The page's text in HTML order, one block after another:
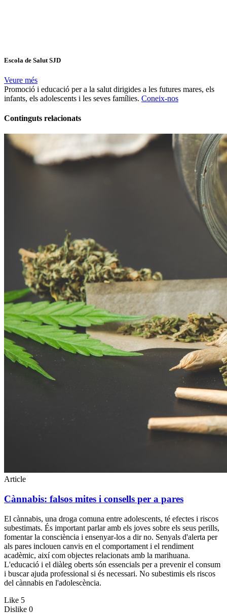
Escola de Salut SJD
Veure més
Promoció i educació per a la salut dirigides a les futures mares, els
infants, els adolescents i les seves famílies. Coneix-nos
Continguts relacionats
Article
Cànnabis: falsos mites i consells per a pares
El cànnabis, una droga comuna entre adolescents, té efectes i riscos
subestimats. És important parlar amb els joves sobre els seus perills,
fomentar la consciència i ensenyar-los a dir no. Senyals d'alerta per
als pares inclouen canvis en el comportament i el rendiment
acadèmic, així com objectes relacionats amb la marihuana.
L'educació i el diàleg oberts són essencials per a prevenir el consum
i buscar ajuda professional si és necessari. No subestimis els riscos
del cànnabis en l'adolescència.
Like 5
Dislike 0